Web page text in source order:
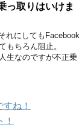
っ取りはいけま
れにしてもFacebook
もちろん阻止。
生なのですが不正乗
ね！